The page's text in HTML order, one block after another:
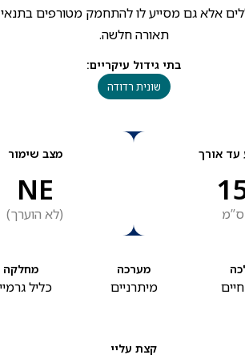
אלא גם מסייע לו להתחמק מטורפים בתנאי
תאורה חלשה.
בתי גידול עיקריים:
שונית רדודה
עד אורך
ס”מ
מצב שימור
NE
(לא הוערך)
מערכה
מיתרניים
מחלקה
כליל
קצת עליי